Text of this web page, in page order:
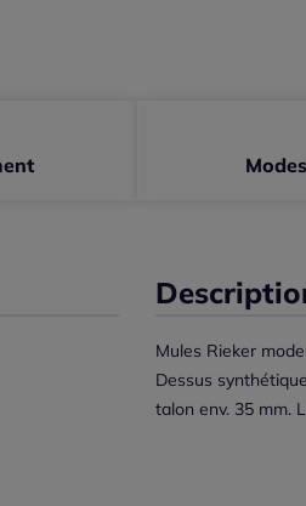
Mules Rieker
Dessus
talon env. 35 mm.